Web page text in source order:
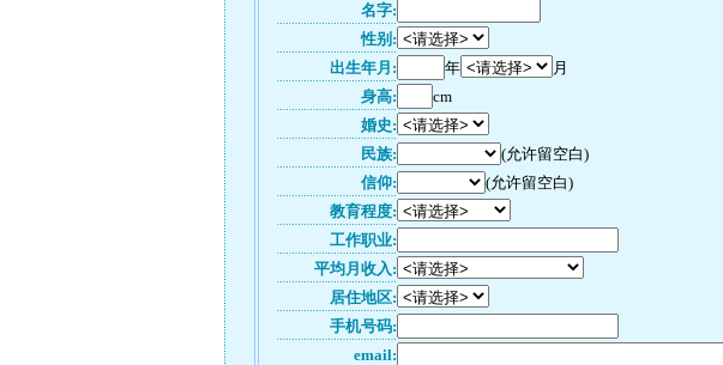
名字:
性别:
出生年月:
年
月
身高:
cm
婚史:
民族:
(允许留空白)
信仰:
(允许留空白)
教育程度:
工作职业:
平均月收入:
居住地区:
手机号码:
email: